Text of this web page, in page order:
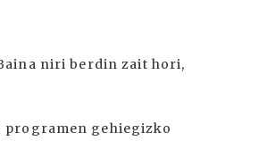
niri berdin zait hori,
programen gehiegizko